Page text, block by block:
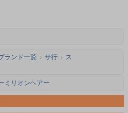
ランド一覧 サ行
ス
ミリオンヘアー